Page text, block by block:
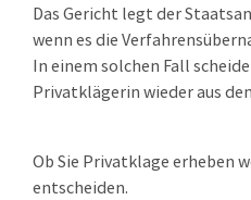
Das Gericht legt der
wenn es die
In einem solchen Fall
Privatklägerin wieder aus
Ob Sie Privatklage erheben
entscheiden.